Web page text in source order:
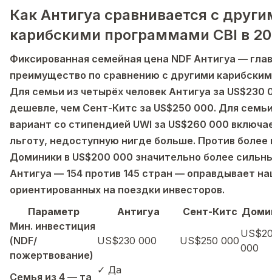
Как Антигуа сравнивается с
карибскими программами CBI в
Фиксированная семейная цена NDF Антигуа —
преимущество по сравнению с другими
Для семьи из четырёх человек Антигуа за US$230
дешевле, чем Сент-Китс за US$250 000. Для
вариант со стипендией UWI за US$260 000
льготу, недоступную нигде больше. Против более
Доминики в US$200 000 значительно более
Антигуа — 154 против 145 стран — оправдывает
ориентированных на поездки инвесторов.
Параметр
Антигуа Сент-Китс
Мин. инвестиция
(NDF/
пожертвование)
US$230 000 US$250 000
000
Семья из 4 — та
✓ Да